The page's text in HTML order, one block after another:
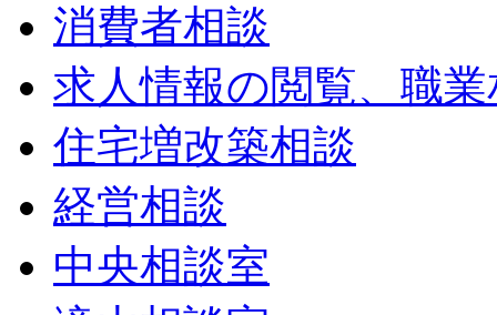
消費者相談
求人情報の閲覧、職
住宅増改築相談
経営相談
中央相談室